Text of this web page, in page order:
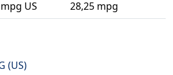
mpg US 28,25 mpg
(US)